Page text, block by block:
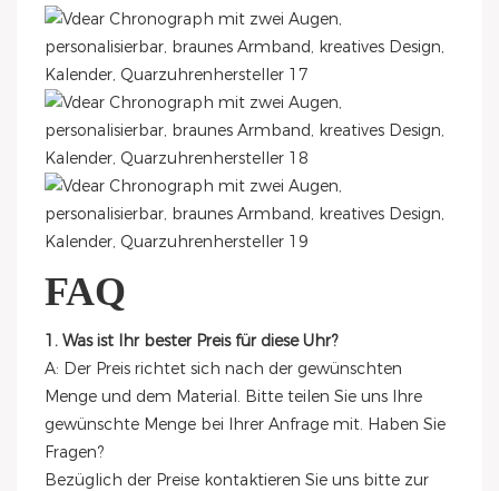
FAQ
1. Was ist Ihr bester Preis für diese Uhr?
A: Der Preis richtet sich nach der gewünschten
Menge und dem Material. Bitte teilen Sie uns Ihre
gewünschte Menge bei Ihrer Anfrage mit. Haben Sie
Fragen?
Bezüglich der Preise kontaktieren Sie uns bitte zur